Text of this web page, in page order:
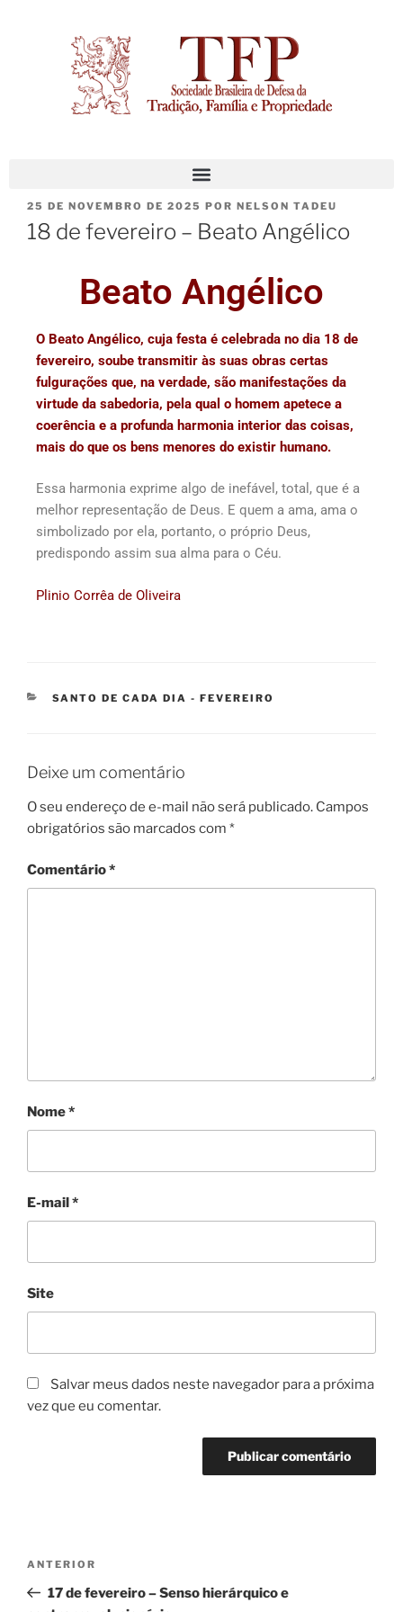
25 DE NOVEMBRO DE 2025 POR NELSON TADEU
18 de fevereiro – Beato Angélico
Beato Angélico
O Beato Angélico, cuja festa é celebrada no dia 18 de
fevereiro, soube transmitir às suas obras certas
fulgurações que, na verdade, são manifestações da
virtude da sabedoria, pela qual o homem apetece a
coerência e a profunda harmonia interior das coisas,
mais do que os bens menores do existir humano.
Essa harmonia exprime algo de inefável, total, que é a
melhor representação de Deus. E quem a ama, ama o
simbolizado por ela, portanto, o próprio Deus,
predispondo assim sua alma para o Céu.
Plinio Corrêa de Oliveira
SANTO DE CADA DIA - FEVEREIRO
Deixe um comentário
O seu endereço de e-mail não será publicado. Campos
obrigatórios são marcados com *
Comentário*
Nome*
E-mail *
Site
Salvar meus dados neste navegador para a próxima
vez que eu comentar.
ANTERIOR
17 de fevereiro – Senso hierárquico e